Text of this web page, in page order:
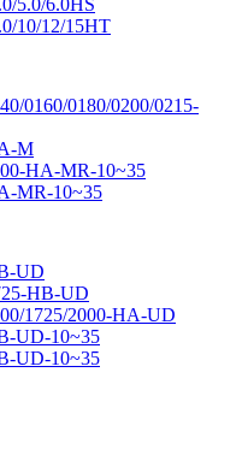
5.0/6.0HS
10/12/15HT
0160/0180/0200/0215-
M
HA-MR-10~35
MR-10~35
UD
HB-UD
1725/2000-HA-UD
UD-10~35
UD-10~35